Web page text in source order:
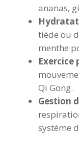
ananas,
tiède ou
menthe
Exercice
Qi Gong.
Gestion
système